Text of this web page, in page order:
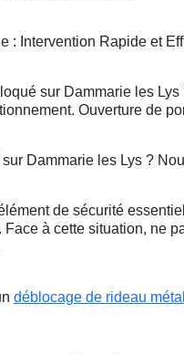
: Intervention Rapide et
sur Dammarie les
Ouverture de
Dammarie les Lys ?
de sécurité
à cette situation, ne
déblocage de rideau